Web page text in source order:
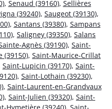
, Senaud (39160), Sellières
(39240), Saugeot (39130),
, Santans (39380), Sampans
, Saligney (39350), Salans
Agnès (39190), Saint-
(39150), Saint-Maurice-Crillat
Saint-Lupicin (39170), Saint-
, Saint-Lothain (39230),
, Saint-Laurent-en-Grandvaux
, Saint-Julien (39320), Saint-